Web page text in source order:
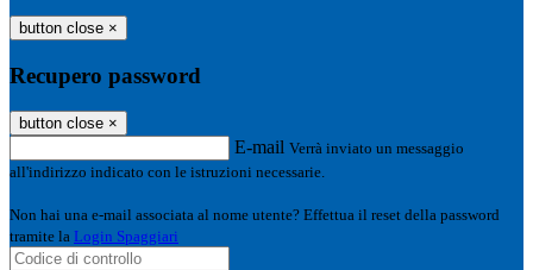
button close ×
Recupero password
button close ×
E-mail Verrà inviato un messaggio
all'indirizzo indicato con le istruzioni necessarie.
Non hai una e-mail associata al nome utente? Effettua il reset della password
tramite la Login Spaggiari